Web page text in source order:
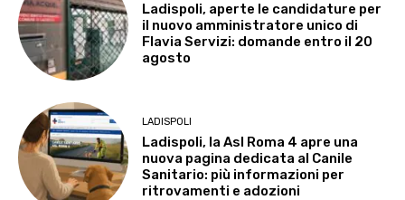
Ladispoli, aperte le candidature per
il nuovo amministratore unico di
Flavia Servizi: domande entro il 20
agosto
LADISPOLI
Ladispoli, la Asl Roma 4 apre una
nuova pagina dedicata al Canile
Sanitario: più informazioni per
ritrovamenti e adozioni